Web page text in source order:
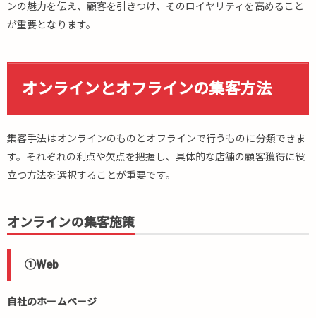
ンの魅力を伝え、顧客を引きつけ、そのロイヤリティを高めること
が重要となります。
オンラインとオフラインの集客方法
集客手法はオンラインのものとオフラインで行うものに分類できま
す。それぞれの利点や欠点を把握し、具体的な店舗の顧客獲得に役
立つ方法を選択することが重要です。
オンラインの集客施策
①Web
自社のホームページ